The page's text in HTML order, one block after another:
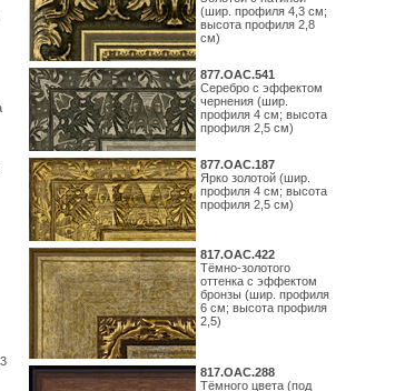
(шир. профиля 4,3 см;
высота профиля 2,8
см)
877.ОАС.541
Серебро с эффектом
чернения (шир.
профиля 4 см; высота
профиля 2,5 см)
877.ОАС.187
Ярко золотой (шир.
профиля 4 см; высота
профиля 2,5 см)
817.ОАС.422
Тёмно-золотого
оттенка с эффектом
бронзы (шир. профиля
6 см; высота профиля
2,5)
817.ОАС.288
Тёмного цвета (под